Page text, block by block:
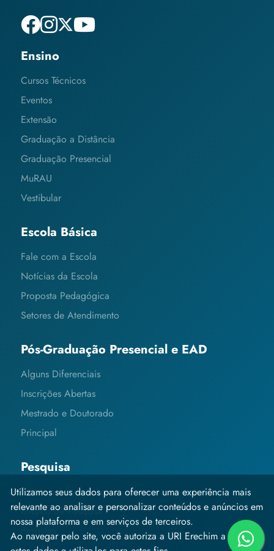
Ensino
Cursos Técnicos
Eventos
Extensão
Graduação a Distância
Graduação Presencial
MuRAU
Vestibular
Escola Básica
Fale com a Escola
Notícias da Escola
Proposta Pedagógica
Setores de Atendimento
Pós-Graduação Presencial e EAD
Alguns Diferenciais
Inscrições Abertas
Mestrado e Doutorado
Principal
Pesquisa
Editais e Informações
Grupos de Pesquisa
Pesquisa
Utilizamos seus dados para oferecer uma experiência mais
relevante ao analisar e personalizar conteúdos e anúncios em
nossa plataforma e em serviços de terceiros.
Ao navegar pelo site, você autoriza a URI Erechim a coletar